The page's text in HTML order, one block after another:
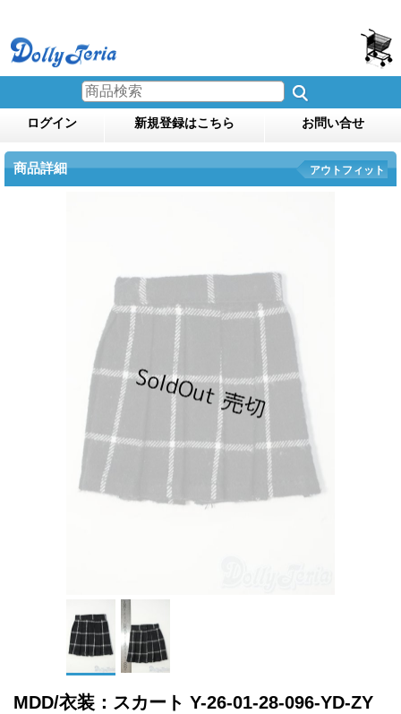
ログイン 新規登録はこちら お問い合せ
商品詳細 アウトフィット
MDD/衣装：スカート Y-26-01-28-096-YD-ZY